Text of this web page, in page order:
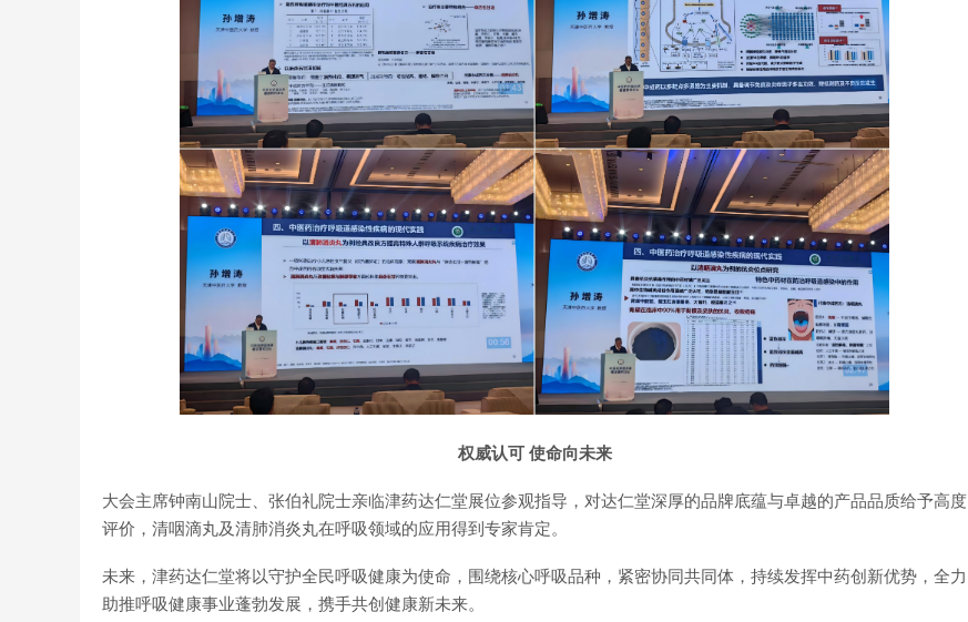
权威认可 使命向未来
大会主席钟南山院士、张伯礼院士亲临津药达仁堂展位参观指导，对达仁堂深厚的品牌底蕴与卓越的产品品质给予高度
评价，清咽滴丸及清肺消炎丸在呼吸领域的应用得到专家肯定。
未来，津药达仁堂将以守护全民呼吸健康为使命，围绕核心呼吸品种，紧密协同共同体，持续发挥中药创新优势，全力
助推呼吸健康事业蓬勃发展，携手共创健康新未来。